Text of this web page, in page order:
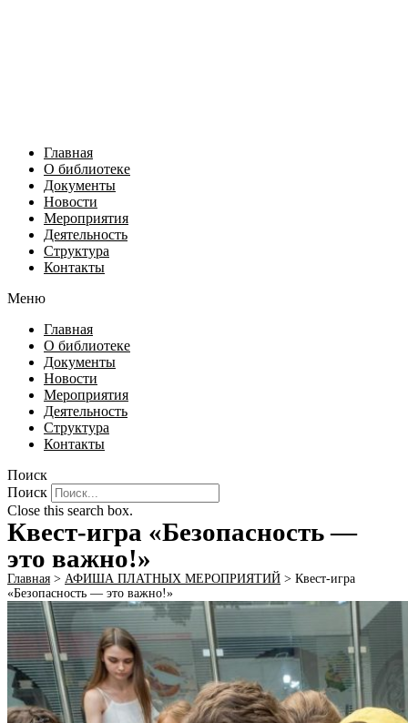
Главная
О библиотеке
Документы
Новости
Мероприятия
Деятельность
Структура
Контакты
Меню
Главная
О библиотеке
Документы
Новости
Мероприятия
Деятельность
Структура
Контакты
Поиск
Поиск
Close this search box.
Квест-игра «Безопасность —
это важно!»
Главная > АФИША ПЛАТНЫХ МЕРОПРИЯТИЙ > Квест-игра
«Безопасность — это важно!»